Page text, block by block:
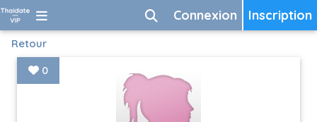
Inscription
Connexion
Retour
0